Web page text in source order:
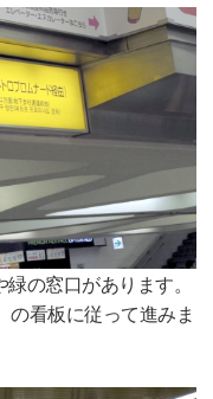
の窓口があります。
の看板に従って進みま